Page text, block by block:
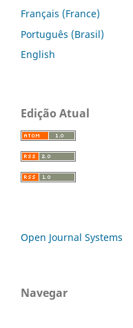
Français (France)
Português (Brasil)
English
Edição Atual
Open Journal Systems
Navegar